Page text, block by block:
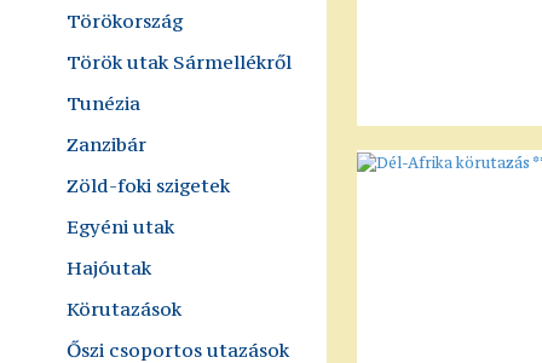
Törökország
Török utak Sármellékről
Tunézia
Zanzibár
Zöld-foki szigetek
Egyéni utak
Hajóutak
Körutazások
Őszi csoportos utazások